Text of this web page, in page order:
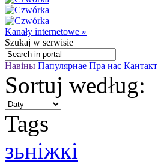
Kanały internetowe »
Szukaj w serwisie
Навіны Папулярнае Пра нас Кантакт
Sortuj według:
Tags
зьніжкі